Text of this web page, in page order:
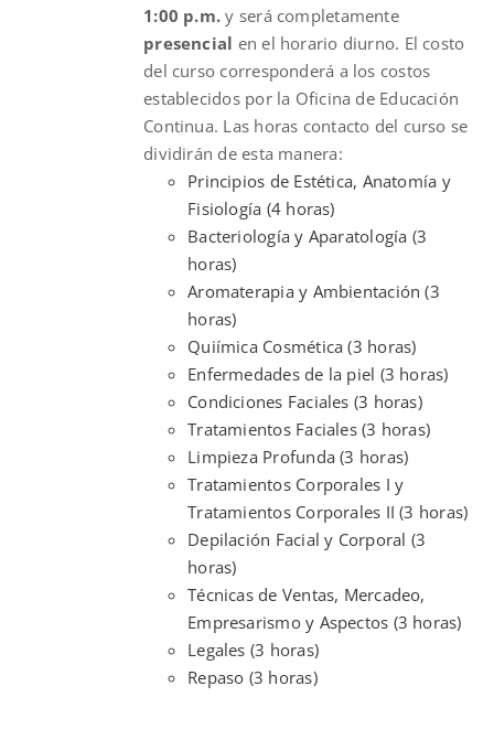
1:00 p.m. y será completamente
presencial en el horario diurno. El costo
del curso corresponderá a los costos
establecidos por la Oficina de Educación
Continua. Las horas contacto del curso se
dividirán de esta manera:
Principios de Estética, Anatomía y
Fisiología (4 horas)
Bacteriología y Aparatología (3
horas)
Aromaterapia y Ambientación (3
horas)
Quiímica Cosmética (3 horas)
Enfermedades de la piel (3 horas)
Condiciones Faciales (3 horas)
Tratamientos Faciales (3 horas)
Limpieza Profunda (3 horas)
Tratamientos Corporales I y
Tratamientos Corporales II (3 horas)
Depilación Facial y Corporal (3
horas)
Técnicas de Ventas, Mercadeo,
Empresarismo y Aspectos (3 horas)
Legales (3 horas)
Repaso (3 horas)